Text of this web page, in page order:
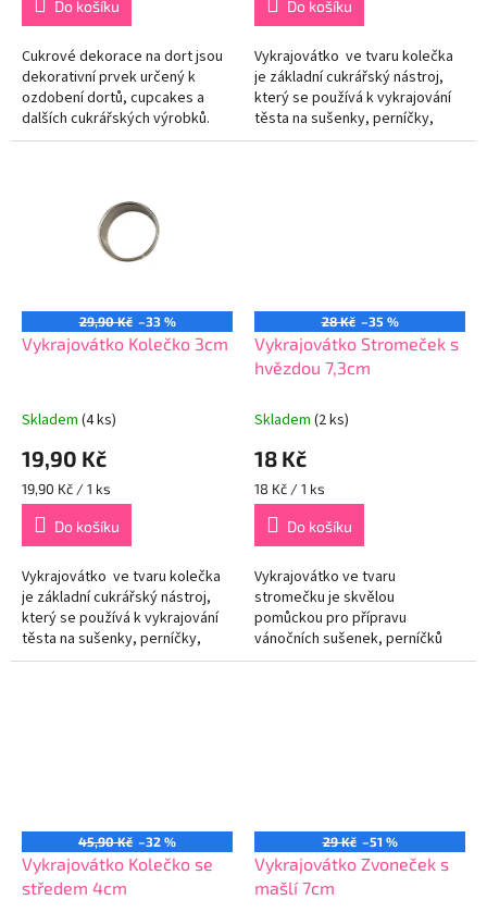
Do košíku
Cukrové dekorace na dort jsou
dekorativní prvek určený k
ozdobení dortů, cupcakes a
dalších cukrářských výrobků.
Dodávají osobitý a tematický
Do košíku
Vykrajovátko ve tvaru kolečka
je základní cukrářský nástroj,
který se používá k vykrajování
těsta na sušenky, perníčky,
fondán nebo jiné pečivo
29,90 Kč –33 %
Vykrajovátko Kolečko 3cm
Skladem (4 ks)
19,90 Kč
Měrná
cena:
19,90 Kč / 1 ks
Do košíku
Vykrajovátko ve tvaru kolečka
je základní cukrářský nástroj,
který se používá k vykrajování
těsta na sušenky, perníčky,
fondán nebo jiné pečivo
28 Kč –35 %
Vykrajovátko Stromeček s
hvězdou 7,3cm
Skladem (2 ks)
18 Kč
Měrná
cena:
18 Kč / 1 ks
Do košíku
Vykrajovátko ve tvaru
stromečku je skvělou
pomůckou pro přípravu
vánočních sušenek, perníčků
nebo cukroví. Vyrobeno z
45,90 Kč –32 %
Vykrajovátko Kolečko se
středem 4cm
29 Kč –51 %
Vykrajovátko Zvoneček s
mašlí 7cm